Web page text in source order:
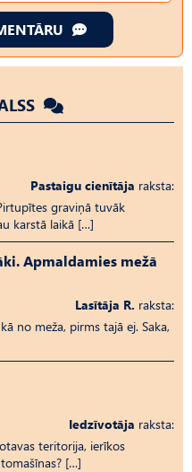
Pastaigu cienītāja raksta:
graviņā tuvāk
karstā laikā […]
Apmaldamies mežā
Lasītāja R. raksta:
no meža, pirms tajā ej. Saka,
Iedzīvotāja raksta:
teritorija, ierīkos
[…]